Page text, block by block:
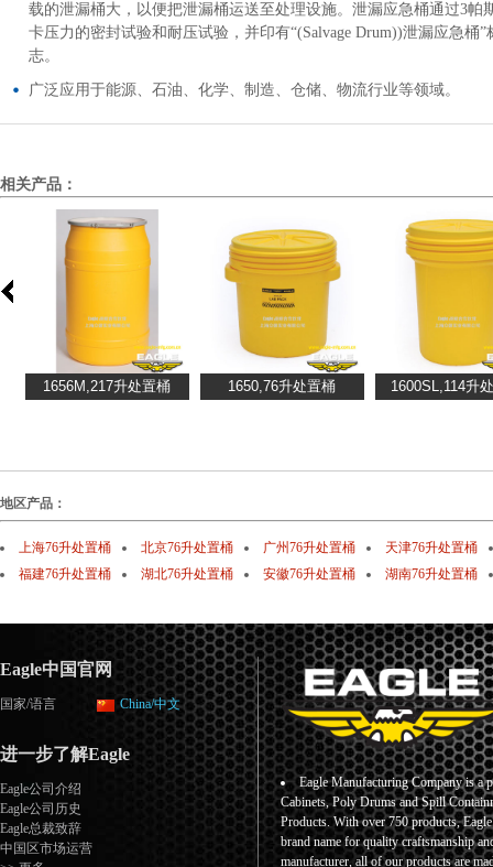
载的泄漏桶大，以便把泄漏桶运送至处理设施。泄漏应急桶通过3帕
卡压力的密封试验和耐压试验，并印有“(Salvage Drum))泄漏应急桶”
志。
广泛应用于能源、石油、化学、制造、仓储、物流行业等领域。
相关产品：
地区产品：
上海76升处置桶 北京76升处置桶 广州76升处置桶
天津76升处置桶
福建76升处置桶
湖北76升处置桶 安徽76升处置桶 湖南76升处置桶
Eagle中国官网
国家/语言 China/中文
进一步了解Eagle
Eagle公司介绍
Eagle公司历史
Eagle总裁致辞
中国区市场运营
Eagle Manufacturing Company is a
Cabinets, Poly Drums and Spill
Products. With over 750 products,
brand name for quality craftsmanship
manufacturer, all of our products are